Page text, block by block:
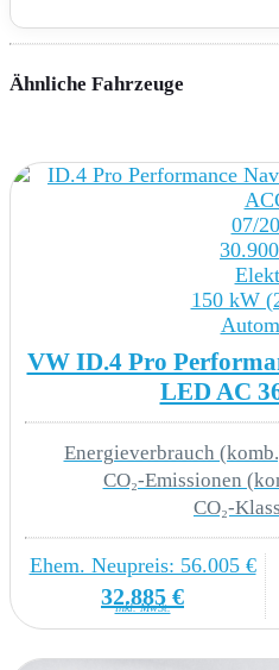
N06/N07/N10
5LD Getriebe
AUDIO &
8RT 6+1
7UT
8AS Radio Ready 2
9IJ
Ladefunktion
9WJ App-Connect
für Apple CarPlay
QH1 Sprachbedienung
QV3 Digitaler
Ähnliche Fahrzeuge
07/
150 kW
VW ID.4 Pro
LED AC
Energieverbrauch
CO₂-Emissionen
CO₂-
Ehem. Neupreis: 56.005 €
32.885 €
inkl. MwSt.